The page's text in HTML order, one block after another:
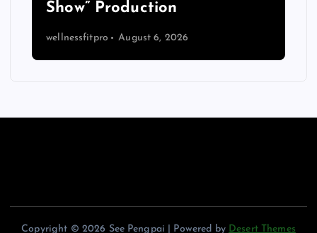
Show” Production
wellnessfitpro August 6, 2026
Copyright © 2026 See Pengpai | Powered by Desert Themes